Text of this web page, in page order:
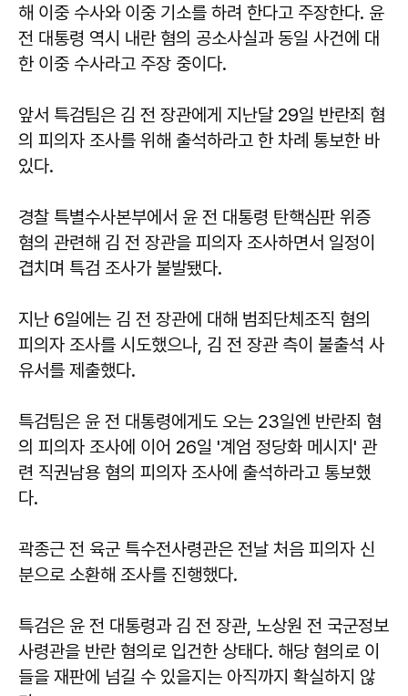
해 이중 수사와 이중 기소를 하려 한다고 주장한다. 윤
전 대통령 역시 내란 혐의 공소사실과 동일 사건에 대
한 이중 수사라고 주장 중이다.
앞서 특검팀은 김 전 장관에게 지난달 29일 반란죄 혐
의 피의자 조사를 위해 출석하라고 한 차례 통보한 바
있다.
경찰 특별수사본부에서 윤 전 대통령 탄핵심판 위증
혐의 관련해 김 전 장관을 피의자 조사하면서 일정이
겹치며 특검 조사가 불발됐다.
지난 6일에는 김 전 장관에 대해 범죄단체조직 혐의
피의자 조사를 시도했으나, 김 전 장관 측이 불출석 사
유서를 제출했다.
특검팀은 윤 전 대통령에게도 오는 23일엔 반란죄 혐
의 피의자 조사에 이어 26일 '계엄 정당화 메시지' 관
련 직권남용 혐의 피의자 조사에 출석하라고 통보했
다.
곽종근 전 육군 특수전사령관은 전날 처음 피의자 신
분으로 소환해 조사를 진행했다.
특검은 윤 전 대통령과 김 전 장관, 노상원 전 국군정보
사령관을 반란 혐의로 입건한 상태다. 해당 혐의로 이
들을 재판에 넘길 수 있을지는 아직까지 확실하지 않